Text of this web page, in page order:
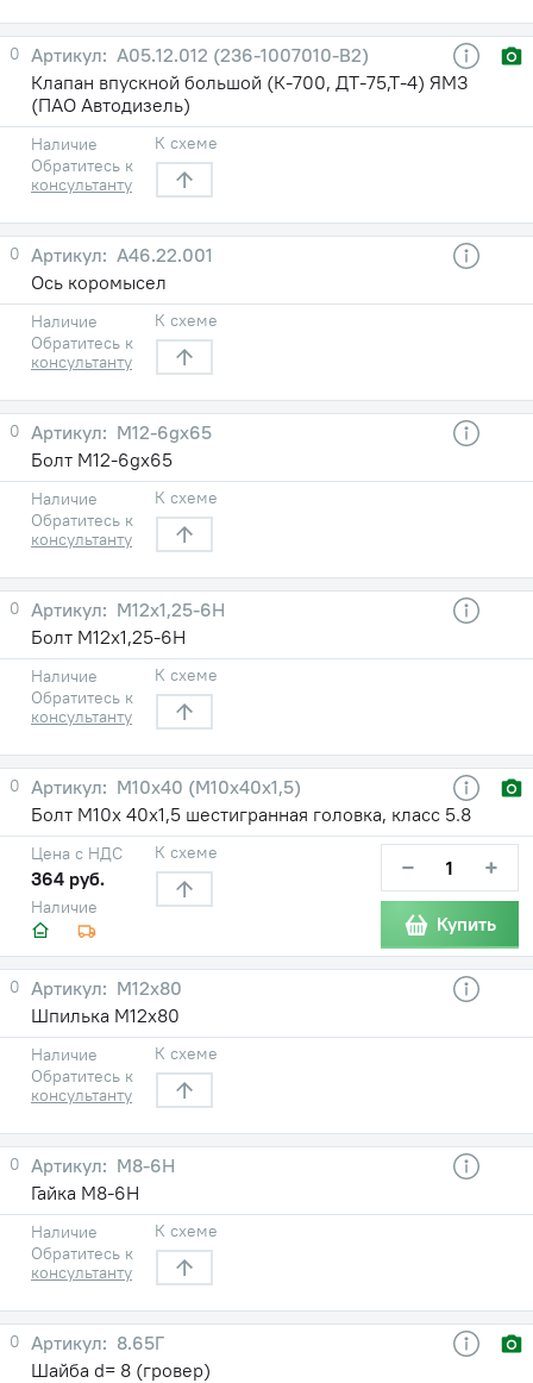
0
А05.12.012 (236-1007010-В2)
Клапан впускной большой (К-700, ДТ-75,Т-4) ЯМЗ
(ПАО Автодизель)
Наличие
Обратитесь к
консультанту
К схеме
0
А46.22.001
Ось коромысел
Наличие
Обратитесь к
консультанту
К схеме
0
М12-6gх65
Болт М12-6gх65
Наличие
Обратитесь к
консультанту
К схеме
0
М12х1,25-6Н
Болт М12х1,25-6Н
Наличие
Обратитесь к
консультанту
К схеме
0
М10х40 (М10х40х1,5)
Болт М10х 40х1,5 шестигранная головка, класс 5.8
Наличие
Цена с НДС
364 руб.
К схеме − +
Купить
0
М12х80
Шпилька М12х80
Наличие
Обратитесь к
консультанту
К схеме
0
М8-6Н
Гайка М8-6Н
Наличие
Обратитесь к
консультанту
К схеме
0
8.65Г
Шайба d= 8 (гровер)